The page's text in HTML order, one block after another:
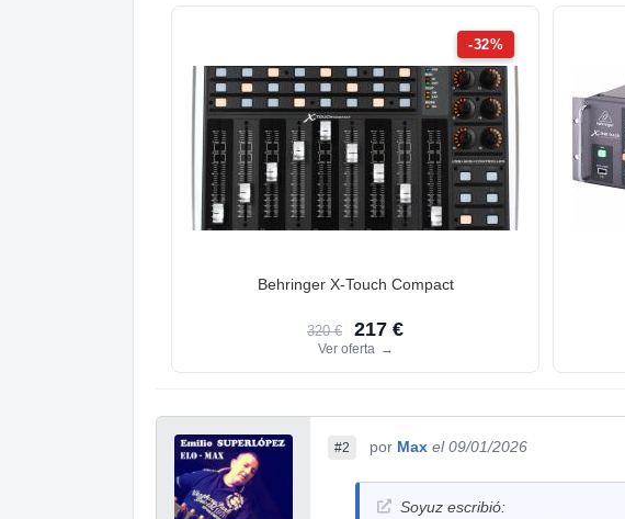
-32%
Behringer X-Touch Compact
320 € 217 €
Ver oferta →
#2 por Max el 09/01/2026
Soyuz escribió: